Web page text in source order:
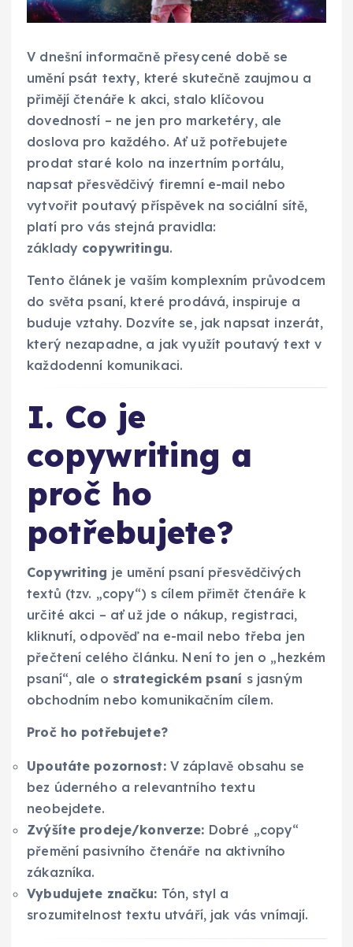
V dnešní informačně přesycené době se
umění psát texty, které skutečně zaujmou a
přimějí čtenáře k akci, stalo klíčovou
dovedností – ne jen pro marketéry, ale
doslova pro každého. Ať už potřebujete
prodat staré kolo na inzertním portálu,
napsat přesvědčivý firemní e-mail nebo
vytvořit poutavý příspěvek na sociální sítě,
platí pro vás stejná pravidla:
základy copywritingu.
Tento článek je vaším komplexním průvodcem
do světa psaní, které prodává, inspiruje a
buduje vztahy. Dozvíte se, jak napsat inzerát,
který nezapadne, a jak využít poutavý text v
každodenní komunikaci.
I. Co je
copywriting a
proč ho
potřebujete?
Copywriting je umění psaní přesvědčivých
textů (tzv. „copy“) s cílem přimět čtenáře k
určité akci – ať už jde o nákup, registraci,
kliknutí, odpověď na e-mail nebo třeba jen
přečtení celého článku. Není to jen o „hezkém
psaní“, ale o strategickém psaní s jasným
obchodním nebo komunikačním cílem.
Proč ho potřebujete?
Upoutáte pozornost:V záplavě obsahu se
bez úderného a relevantního textu
neobejdete.
Zvýšíte prodeje/konverze: Dobré „copy“
přemění pasivního čtenáře na aktivního
zákazníka.
Vybudujete značku: Tón, styl a
srozumitelnost textu utváří, jak vás vnímají.